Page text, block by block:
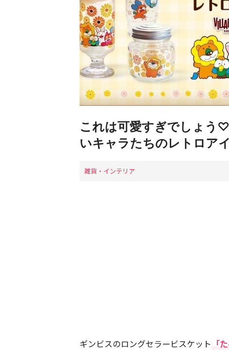
これは可愛すぎでしょう
いキャラたちのレトロア
雑貨・インテリア
ギンビスのロングセラービスケット 「